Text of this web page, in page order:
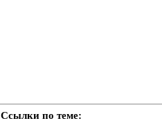
Ссылки по теме: